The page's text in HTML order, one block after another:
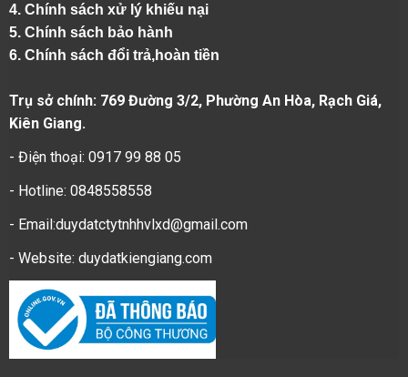
4. Chính sách xử lý khiếu nại
5. Chính sách bảo hành
6. Chính sách đổi trả,hoàn tiền
Trụ sở chính: 769 Đường 3/2, Phường An Hòa, Rạch Giá,
Kiên Giang.
- Điện thoại: 0917 99 88 05
- Hotline: 0848558558
- Email:duydatctytnhhvlxd@gmail.com
- Website: duydatkiengiang.com